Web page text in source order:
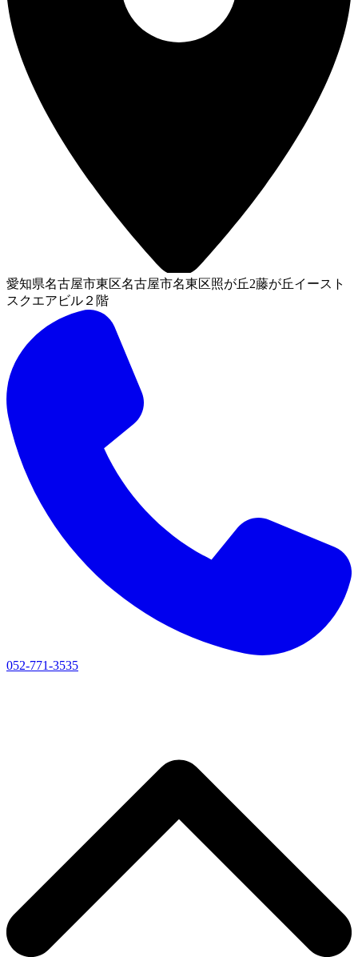
愛知県名古屋市東区名古屋市名東区照が丘2藤が丘イースト
スクエアビル２階
052-771-3535